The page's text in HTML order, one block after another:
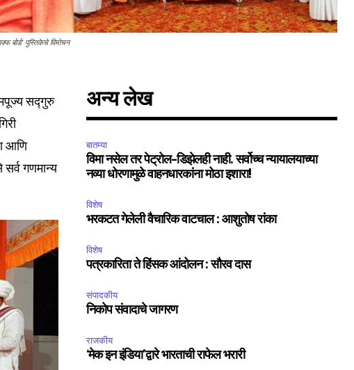
SUBSCRIBE
and accept the Privacy Policy
बोर्ड' पुस्तिकेचे विमोचन
सद्गुरु
आणि
गणमान्य
अन्य लेख
बातम्या
विमा नसेल तर पेट्रोल-डिझेलही नाही. सर्वोच्च न्यायालयाच्या
नव्या धोरणामुळे वाहनधारकांना मोठा इशारा!
विशेष
भरकटत गेलेली वैचारिक वाटचाल : आशुतोष रांका
विशेष
पत्रकारिता ते हिंसक आंदोलन : सौरव दास
संपादकीय
निकोप संवादाचे जागरण
राजकीय
‘मेक इन इंडिया’द्वारे भारताची राफेल भरारी